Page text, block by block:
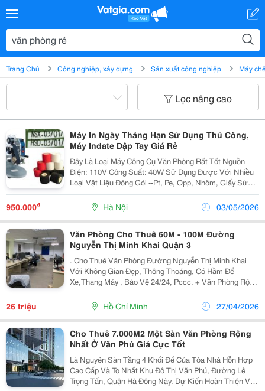
Trang Chủ Công nghiệp, xây dựng Sản xuất công nghiệp Máy
Lọc nâng cao
Máy In Ngày Tháng Hạn Sử Dụng Thủ Công,
Máy Indate Dập Tay Giá Rẻ
Đây Là Loại Máy Công Cụ Văn Phòng Rất Tốt Nguồn
Điện: 110V Công Suất: 40W Sử Dụng Được Với Nhiều
Loại Vật Liệu Đóng Gói --Pt, Pe, Opp, Nhôm, Giấy Sử
Dụng Đơn Giản - Thiết Kế Hợp Lý, Gia Công Chính Xác,
Chất Lượng Cao Ruy Băng In Nhiệt Để...
950.000₫ Hà Nội 03/05/2026
Văn Phòng Cho Thuê 60M - 100M Đường
Nguyễn Thị Minh Khai Quận 3
. Cho Thuê Văn Phòng Đường Nguyễn Thị Minh Khai
Với Không Gian Đẹp, Thông Thoáng, Có Hầm Để
Xe,Thang Máy , Bảo Vệ 24/24, Pccc. + Văn Phòng Rộng
Rãi, Sạch Sẽ, Khu An Ninh Tốt Có Nhiều Dtsd Cho Thuê
: 20M - 50M - 85M - 100M - 300M. Diện Tích Đang
26 triệu Hồ Chí Minh 27/04/2026
Cho Thuê 7.000M2 Một Sàn Văn Phòng Rộng
Nhất Ở Văn Phú Giá Cực Tốt
Là Nguyên Sàn Tầng 4 Khối Đế Của Tòa Nhà Hỗn Hợp
Cao Cấp Và To Nhất Khu Đô Thị Văn Phú, Đường Lê
Trọng Tấn, Quận Hà Đông Này. Dự Kiến Hoàn Thiện Và